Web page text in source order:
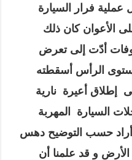
فرار السيارة
الأعوان كان ذلك
أدّت إلى تعرض
الرأس أسقطته
إطلاق أعيرة نارية
السيارة المهربة
أراد حسب التوضيح دهس
و قد علمنا أن